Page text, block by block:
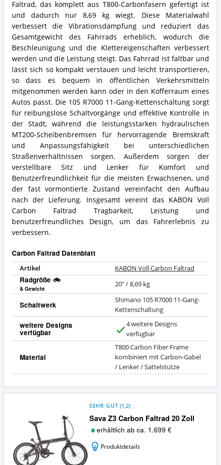
Faltrad, das komplett aus T800-Carbonfasern gefertigt ist
und dadurch nur 8,69 kg wiegt. Diese Materialwahl
verbessert die Vibrationsdämpfung und reduziert das
Gesamtgewicht des Fahrrads erheblich, wodurch die
Beschleunigung und die Klettereigenschaften verbessert
werden und die Leistung steigt. Das Fahrrad ist faltbar und
lässt sich so kompakt verstauen und leicht transportieren,
so dass es bequem in öffentlichen Verkehrsmitteln
mitgenommen werden kann oder in den Kofferraum eines
Autos passt. Die 105 R7000 11-Gang-Kettenschaltung sorgt
für reibungslose Schaltvorgänge und effektive Kontrolle in
der Stadt, während die leistungsstarken hydraulischen
MT200-Scheibenbremsen für hervorragende Bremskraft
und Anpassungsfähigkeit bei unterschiedlichen
Straßenverhältnissen sorgen. Außerdem sorgen der
verstellbare Sitz und Lenker für Komfort und
Benutzerfreundlichkeit für die meisten Erwachsenen, und
der fast vormontierte Zustand vereinfacht den Aufbau
nach der Lieferung. Insgesamt vereint das KABON Voll
Carbon Faltrad Tragbarkeit, Leistung und
benutzerfreundliches Design, um das Fahrerlebnis zu
verbessern.
Carbon Faltrad Datenblatt
Artikel KABON Voll Carbon Faltrad
Radgröße 🚲
& Gewicht
20" / 8,69 kg
Schaltwerk
Shimano 105 R7000 11-Gang-
Kettenschaltung
weitere Designs
verfügbar
a
4 weitere Designs
verfügbar
Material
T800 Carbon Fiber Frame
kombiniert mit Carbon-Gabel
/ Lenker / Sattelstütze
Sava Z3 Carbon Faltrad 20 Zoll
SEHR GUT (1,2)
erhältlich ab ca. 1.699 €
Produktdetails